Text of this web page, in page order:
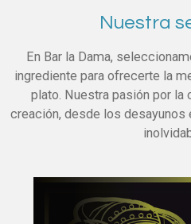
Nuestra
En Bar la Dama,
ingrediente para ofrecerte la
plato. Nuestra pasión por la
creación, desde los